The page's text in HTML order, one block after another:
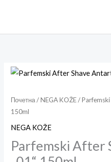
sadržaj
Почетна/NEGA KOŽE/
150ml
NEGA KOŽE
Parfemski After
Parfemski
Shave
Antartica
"01"
količina